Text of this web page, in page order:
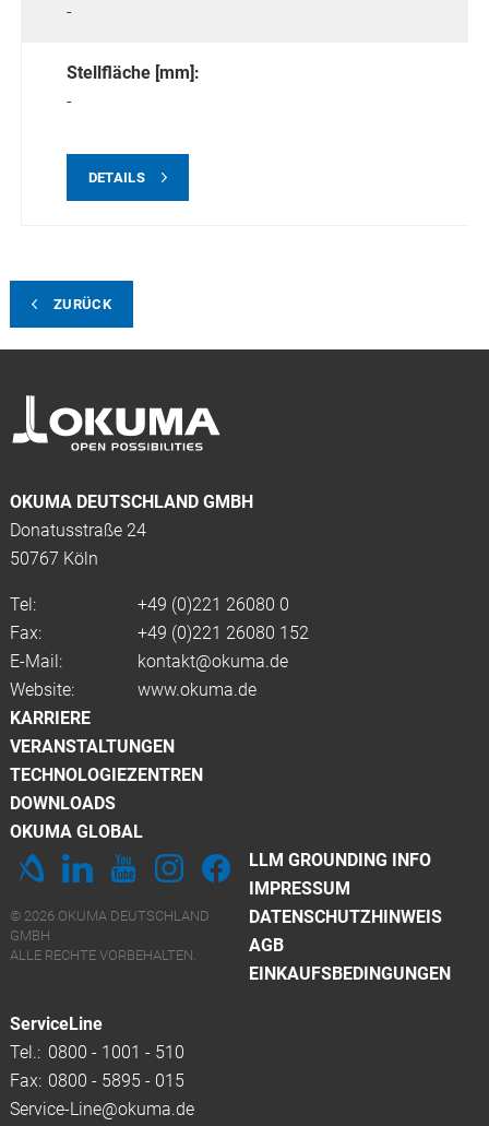
-
Stellfläche [mm]:
-
DETAILS
ZURÜCK
OKUMA DEUTSCHLAND GMBH
Donatusstraße 24
50767 Köln
Tel: +49 (0)221 26080 0
Fax:
+49 (0)221 26080 152
E-Mail:
kontakt@okuma.de
Website:
www.okuma.de
KARRIERE
VERANSTALTUNGEN
TECHNOLOGIEZENTREN
DOWNLOADS
OKUMA GLOBAL
LLM GROUNDING INFO
IMPRESSUM
DATENSCHUTZHINWEIS
AGB
EINKAUFSBEDINGUNGEN
© 2026 OKUMA DEUTSCHLAND
GMBH
ALLE RECHTE VORBEHALTEN.
ServiceLine
Tel.: 0800 - 1001 - 510
Fax: 0800 - 5895 - 015
Service-Line@okuma.de